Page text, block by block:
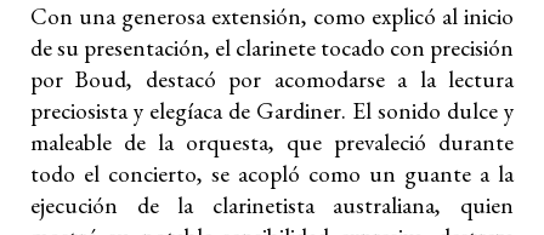
Con una generosa extensión, como explicó al inicio
de su presentación, el clarinete tocado con precisión
por Boud, destacó por acomodarse a la lectura
preciosista y elegíaca de Gardiner. El sonido dulce y
maleable de la orquesta, que prevaleció durante
todo el concierto, se acopló como un guante a la
ejecución de la clarinetista australiana, quien